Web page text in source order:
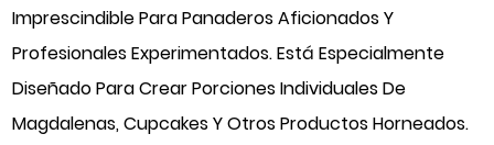
Imprescindible Para Panaderos Aficionados Y
Profesionales Experimentados. Está Especialmente
Diseñado Para Crear Porciones Individuales De
Magdalenas, Cupcakes Y Otros Productos Horneados.